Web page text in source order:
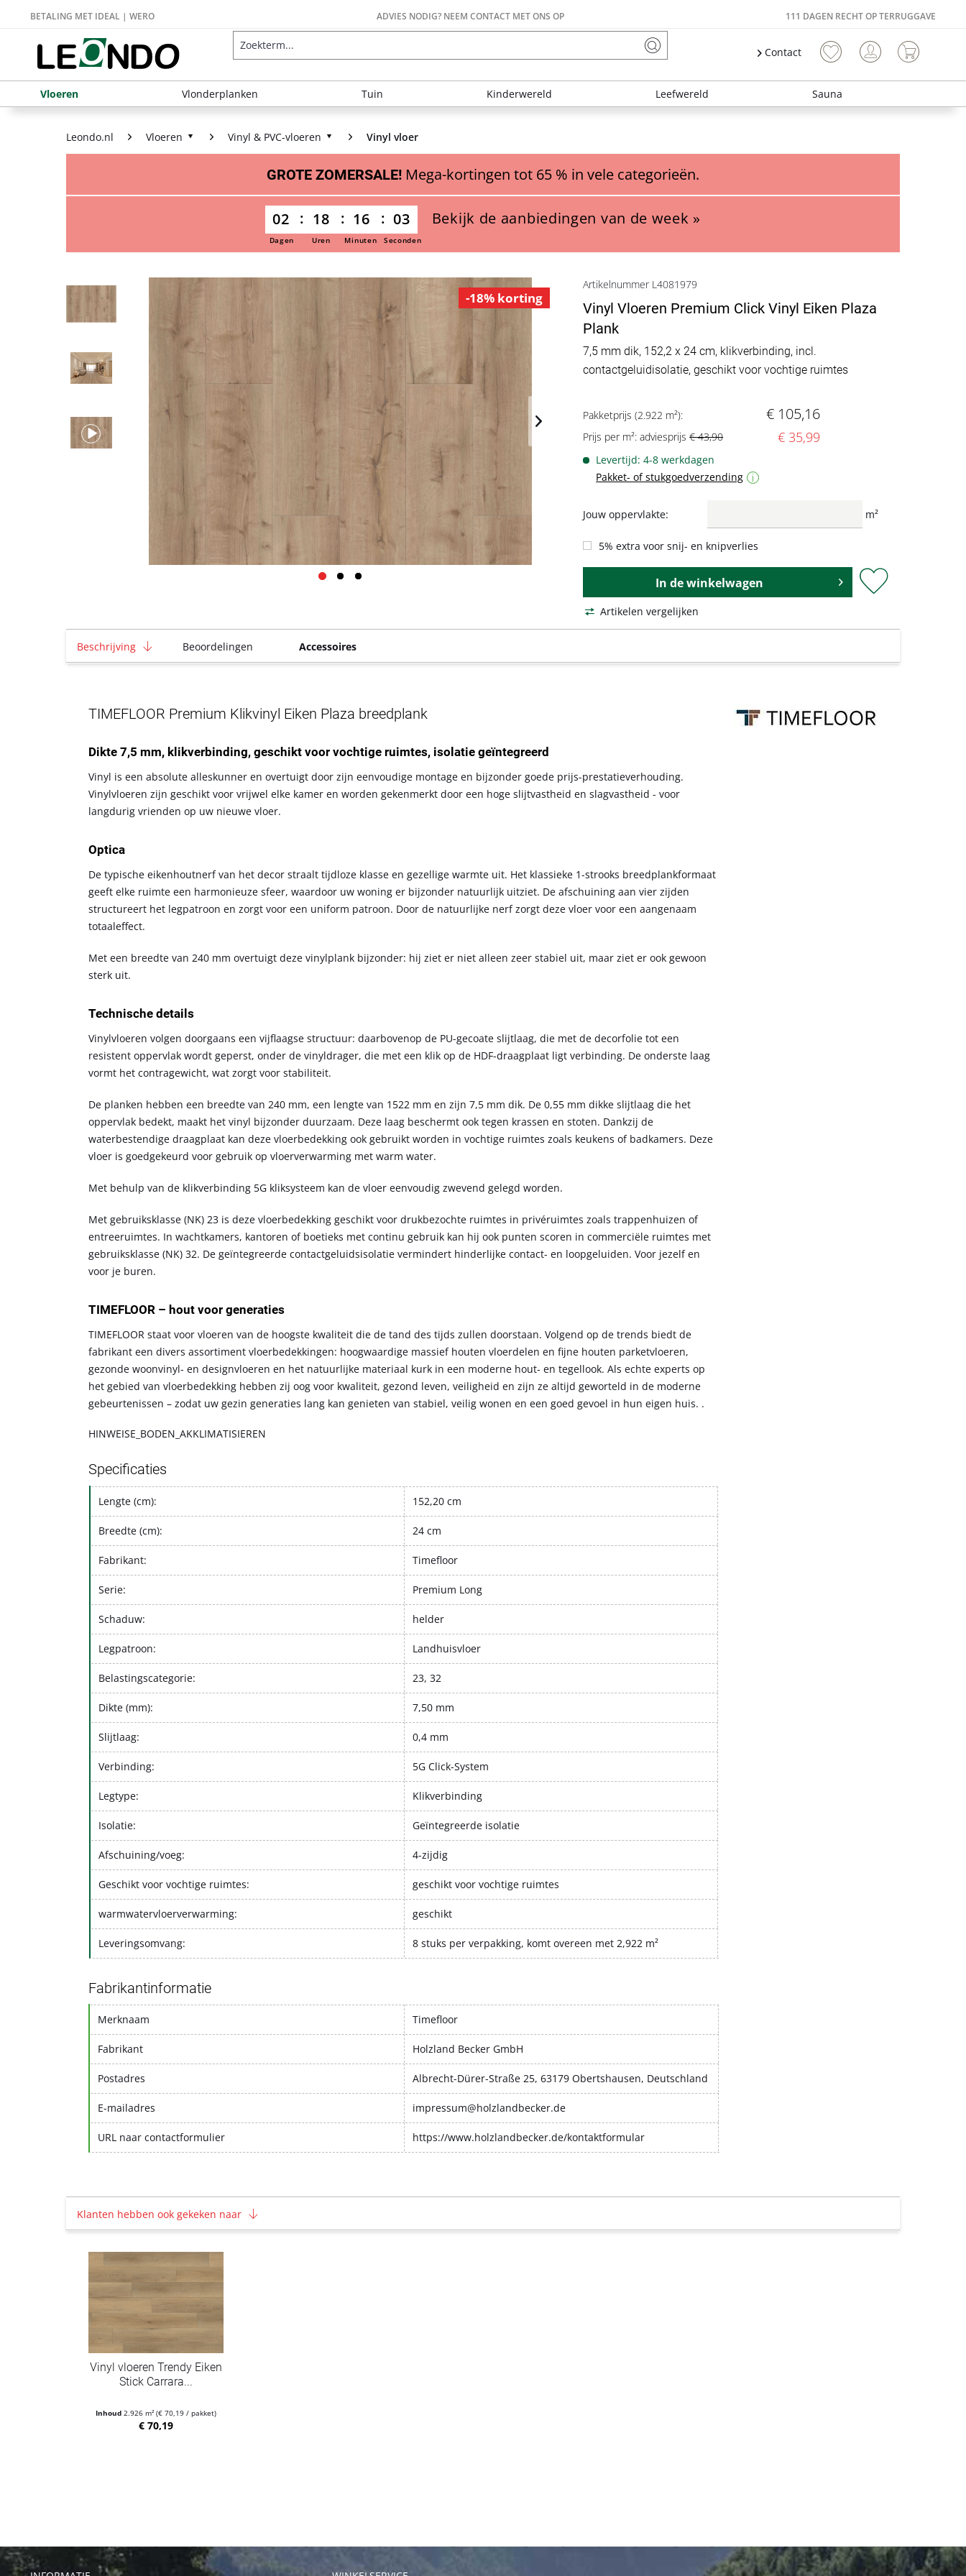
BETALING MET IDEAL | WERO ADVIES NODIG? NEEM CONTACT MET ONS OP 111 DAGEN RECHT OP TERRUGGAVE
Contact
Vloeren Vlonderplanken Tuin Kinderwereld Leefwereld Sauna
Leondo.nl Vloeren Vinyl & PVC-vloeren Vinyl vloer
GROTE ZOMERSALE! Mega-kortingen tot 65 % in vele categorieën.
02 18 16 02
Dagen Uren Minuten Seconden
Bekijk de aanbiedingen van de week »
-18% korting
Artikelnummer L4081979
Vinyl Vloeren Premium Click Vinyl Eiken Plaza
Plank
7,5 mm dik, 152,2 x 24 cm, klikverbinding, incl.
contactgeluidisolatie, geschikt voor vochtige ruimtes
Pakketprijs (2.922 m²): € 105,16
Prijs per m²: adviesprijs€ 43,90 € 35,99
Levertijd: 4-8 werkdagen
Pakket- of stukgoedverzending
i
Jouw oppervlakte: m²
5% extra voor snij- en knipverlies
In de winkelwagen
Artikelen vergelijken
Beschrijving Beoordelingen Accessoires
TIMEFLOOR Premium Klikvinyl Eiken Plaza breedplank
Dikte 7,5 mm, klikverbinding, geschikt voor vochtige ruimtes, isolatie geïntegreerd
Vinyl is een absolute alleskunner en overtuigt door zijn eenvoudige montage en bijzonder goede prijs-prestatieverhouding.
Vinylvloeren zijn geschikt voor vrijwel elke kamer en worden gekenmerkt door een hoge slijtvastheid en slagvastheid - voor
langdurig vrienden op uw nieuwe vloer.
Optica
De typische eikenhoutnerf van het decor straalt tijdloze klasse en gezellige warmte uit. Het klassieke 1-strooks breedplankformaat
geeft elke ruimte een harmonieuze sfeer, waardoor uw woning er bijzonder natuurlijk uitziet. De afschuining aan vier zijden
structureert het legpatroon en zorgt voor een uniform patroon. Door de natuurlijke nerf zorgt deze vloer voor een aangenaam
totaaleffect.
Met een breedte van 240 mm overtuigt deze vinylplank bijzonder: hij ziet er niet alleen zeer stabiel uit, maar ziet er ook gewoon
sterk uit.
Technische details
Vinylvloeren volgen doorgaans een vijflaagse structuur: daarbovenop de PU-gecoate slijtlaag, die met de decorfolie tot een
resistent oppervlak wordt geperst, onder de vinyldrager, die met een klik op de HDF-draagplaat ligt verbinding. De onderste laag
vormt het contragewicht, wat zorgt voor stabiliteit.
De planken hebben een breedte van 240 mm, een lengte van 1522 mm en zijn 7,5 mm dik. De 0,55 mm dikke slijtlaag die het
oppervlak bedekt, maakt het vinyl bijzonder duurzaam. Deze laag beschermt ook tegen krassen en stoten. Dankzij de
waterbestendige draagplaat kan deze vloerbedekking ook gebruikt worden in vochtige ruimtes zoals keukens of badkamers. Deze
vloer is goedgekeurd voor gebruik op vloerverwarming met warm water.
Met behulp van de klikverbinding 5G kliksysteem kan de vloer eenvoudig zwevend gelegd worden.
Met gebruiksklasse (NK) 23 is deze vloerbedekking geschikt voor drukbezochte ruimtes in privéruimtes zoals trappenhuizen of
entreeruimtes. In wachtkamers, kantoren of boetieks met continu gebruik kan hij ook punten scoren in commerciële ruimtes met
gebruiksklasse (NK) 32. De geïntegreerde contactgeluidsisolatie vermindert hinderlijke contact- en loopgeluiden. Voor jezelf en
voor je buren.
TIMEFLOOR – hout voor generaties
TIMEFLOOR staat voor vloeren van de hoogste kwaliteit die de tand des tijds zullen doorstaan. Volgend op de trends biedt de
fabrikant een divers assortiment vloerbedekkingen: hoogwaardige massief houten vloerdelen en fijne houten parketvloeren,
gezonde woonvinyl- en designvloeren en het natuurlijke materiaal kurk in een moderne hout- en tegellook. Als echte experts op
het gebied van vloerbedekking hebben zij oog voor kwaliteit, gezond leven, veiligheid en zijn ze altijd geworteld in de moderne
gebeurtenissen – zodat uw gezin generaties lang kan genieten van stabiel, veilig wonen en een goed gevoel in hun eigen huis. .
HINWEISE_BODEN_AKKLIMATISIEREN
Specificaties
Lengte (cm): 152,20 cm
Breedte (cm): 24 cm
Fabrikant: Timefloor
Serie: Premium Long
Schaduw: helder
Legpatroon: Landhuisvloer
Belastingscategorie: 23, 32
Dikte (mm): 7,50 mm
Slijtlaag: 0,4 mm
Verbinding: 5G Click-System
Legtype: Klikverbinding
Isolatie: Geïntegreerde isolatie
Afschuining/voeg: 4-zijdig
Geschikt voor vochtige ruimtes: geschikt voor vochtige ruimtes
warmwatervloerverwarming: geschikt
Leveringsomvang: 8 stuks per verpakking, komt overeen met 2,922 m²
Fabrikantinformatie
Merknaam Timefloor
Fabrikant Holzland Becker GmbH
Postadres Albrecht-Dürer-Straße 25, 63179 Obertshausen, Deutschland
E-mailadres impressum@holzlandbecker.de
URL naar contactformulier https://www.holzlandbecker.de/kontaktformular
Klanten hebben ook gekeken naar
Vinyl vloeren Trendy Eiken
Stick Carrara...
Inhoud 2.926 m² (€ 70,19 / pakket)
€ 70,19